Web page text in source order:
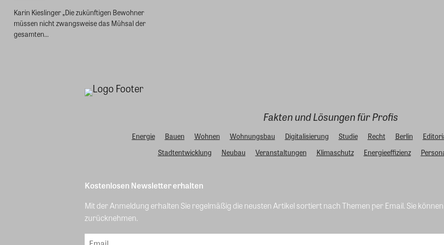
Karin Kieslinger „Die zukünftigen Bewohner
müssen nicht zwangsweise das Mühsal der
gesamten...
Fakten und Lösungen für Profis
Energie Bauen Wohnen Wohnungsbau Digitalisierung Studie Recht Berlin
Stadtentwicklung
Neubau Veranstaltungen Klimaschutz Energieeffizienz
Kostenlosen Newsletter erhalten
Mit der Anmeldung erhalten Sie regelmäßig die neusten Artikel sortiert nach Themen per Email. Sie
zurücknehmen.